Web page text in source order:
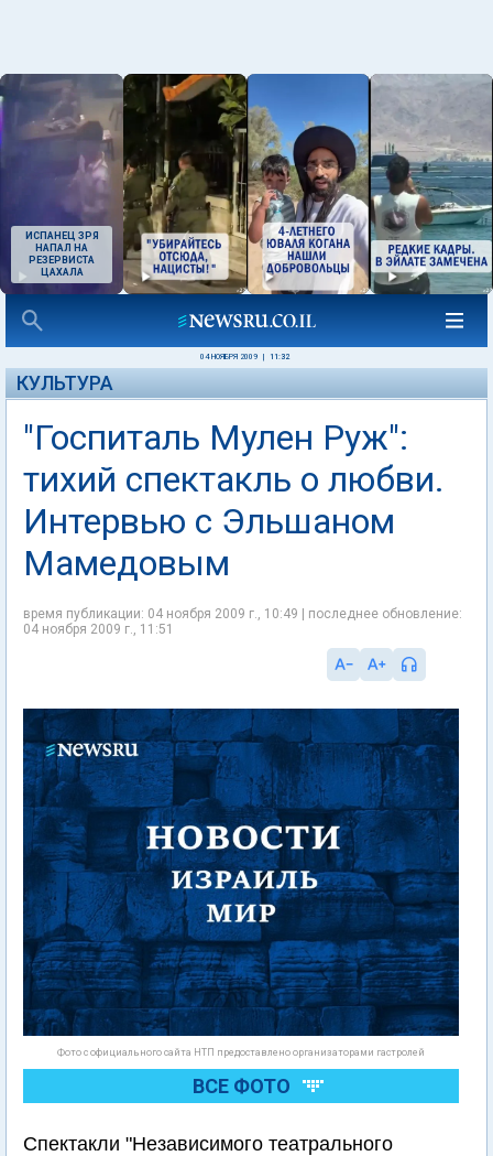
ИСПАНЕЦ ЗРЯ
НАПАЛ НА
РЕЗЕРВИСТА
ЦАХАЛА
04 НОЯБРЯ 2009 11:32
КУЛЬТУРА
"Госпиталь Мулен Руж":
тихий спектакль о любви.
Интервью с Эльшаном
Мамедовым
время публикации: 04 ноября 2009 г., 10:49 | последнее обновление:
04 ноября 2009 г., 11:51
Фото с официального сайта НТП предоставлено организаторами гастролей
ВСЕ ФОТО
Спектакли "Независимого театрального